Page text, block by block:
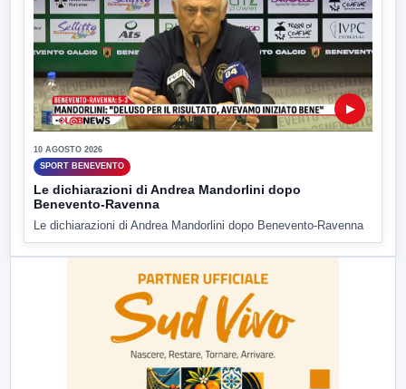
▶
10 AGOSTO 2026
SPORT BENEVENTO
Le dichiarazioni di Andrea Mandorlini dopo
Benevento-Ravenna
Le dichiarazioni di Andrea Mandorlini dopo Benevento-Ravenna